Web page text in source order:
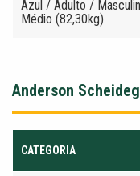
Azul / Adulto /
Médio (82,30kg)
Anderson
CATEGORIA